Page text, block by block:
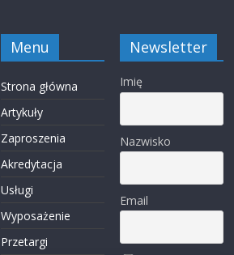
Menu
Strona główna
Artykuły
Zaproszenia
Akredytacja
Usługi
Wyposażenie
Przetargi
Newsletter
Imię
Nazwisko
Email